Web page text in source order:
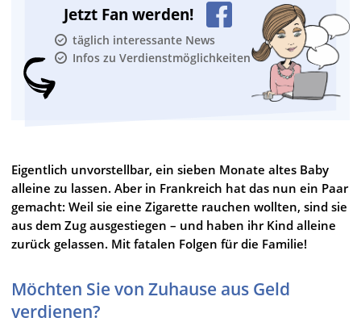
Jetzt Fan werden!
täglich interessante News
Infos zu Verdienstmöglichkeiten
Eigentlich unvorstellbar, ein sieben Monate altes Baby
alleine zu lassen. Aber in Frankreich hat das nun ein Paar
gemacht: Weil sie eine Zigarette rauchen wollten, sind sie
aus dem Zug ausgestiegen – und haben ihr Kind alleine
zurück gelassen. Mit fatalen Folgen für die Familie!
Möchten Sie von Zuhause aus Geld
verdienen?